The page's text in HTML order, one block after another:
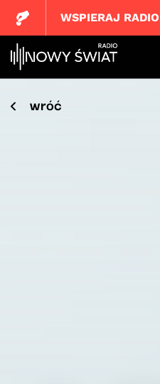
WSPIERAJ RADIO
wróć